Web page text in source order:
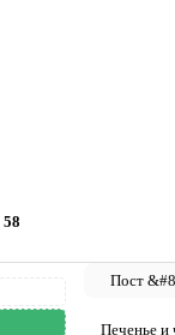
58
Печенье и